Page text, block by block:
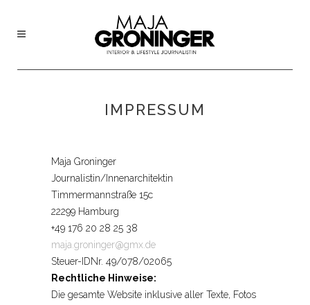
IMPRESSUM
Maja Groninger
Journalistin/Innenarchitektin
Timmermannstraße 15c
22299 Hamburg
+49 176 20 28 25 38
maja.groninger@gmx.de
Steuer-IDNr. 49/078/02065
Rechtliche Hinweise:
Die gesamte Website inklusive aller Texte, Fotos